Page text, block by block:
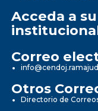
Acceda a
Correo
Otros
Directorio de